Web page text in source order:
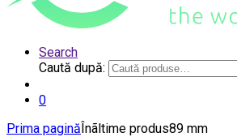
Search
Caută după:
0
Prima paginăÎnãltime produs89 mm